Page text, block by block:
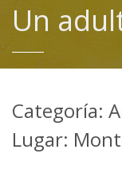
Un
Categoría:
Lugar: